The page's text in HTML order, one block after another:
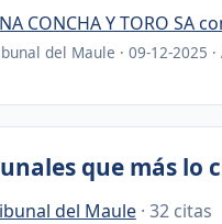
CONCHA Y TORO SA
del Maule · 09-12-2025 ·
que más lo
del Maule · 32 citas